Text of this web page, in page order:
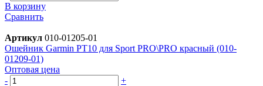
В корзину
Сравнить
Артикул 010-01205-01
Ошейник Garmin PT10 для Sport PRO\PRO красный (010-
01209-01)
Оптовая цена
-
+